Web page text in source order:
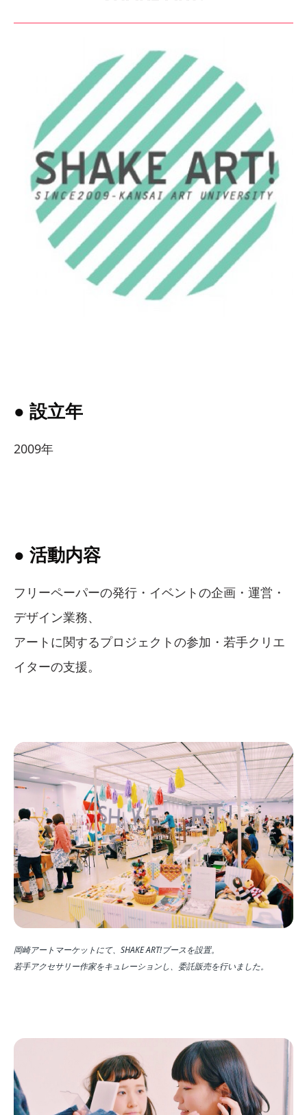
● 設立年
2009年
● 活動内容
フリーペーパーの発行・イベントの企画・運営・
デザイン業務、
アートに関するプロジェクトの参加・若手クリエ
イターの支援。
岡崎アートマーケットにて、SHAKE ART!ブースを設置。
若手アクセサリー作家をキュレーションし、委託販売を行いました。